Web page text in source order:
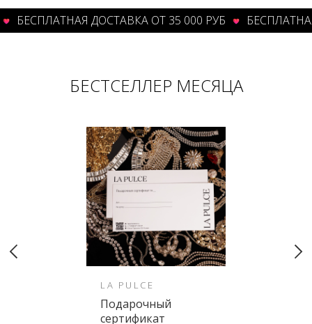
ДОСТАВКА ОТ 35 000 РУБ БЕСПЛАТНАЯ
БЕСТСЕЛЛЕР МЕСЯЦА
LA PULCE
Подарочный
сертификат